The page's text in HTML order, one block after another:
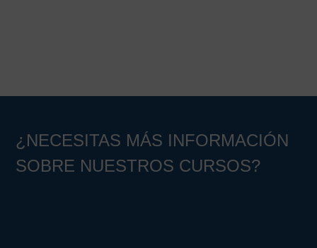
¿NECESITAS MÁS INFORMACIÓN
SOBRE NUESTROS CURSOS?